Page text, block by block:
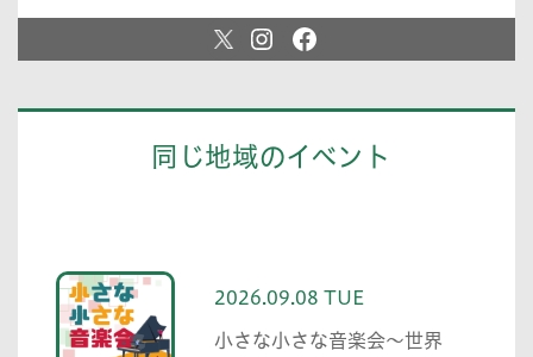
同じ地域のイベント
2026.09.08 TUE
小さな小さな音楽会～世界